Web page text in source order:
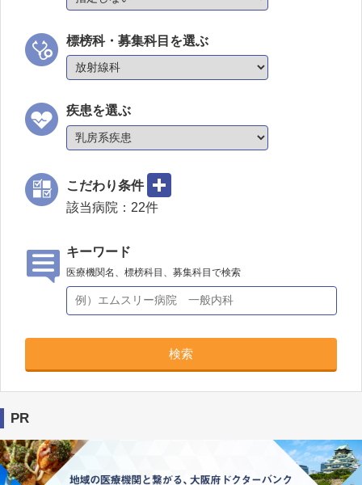
標榜科・募集科目を選ぶ
疾患を選ぶ
こだわり条件
該当病院： 22件
キーワード
医療機関名、標榜科目、募集科目で検索
検索
PR